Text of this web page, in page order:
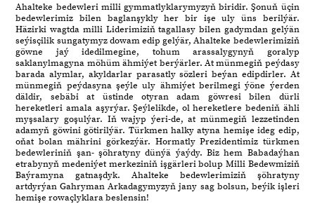
Ahalteke bedewleri milli gymmatlyklarymyzyň biridir. Şonuň üçin
bedewlerimiz bilen baglanşykly her bir işe uly üns berilýär.
Häzirki wagtda milli Liderimiziň tagallasy bilen gadymdan gelýän
seýisçilik sungatymyz dowam edip gelýär, Ahalteke bedewlerimiziň
göwne jaý idedilmegine, tohum arassalygynyň goralyp
saklanylmagyna möhüm ähmiýet berýärler. At münmegiň peýdasy
barada alymlar, akyldarlar parasatly sözleri beýan edipdirler. At
münmegiň peýdasyna şeýle uly ähmiýet berilmegi ýöne ýerden
däldir, sebäbi at üstinde otyran adam göwresi bilen dürli
hereketleri amala aşyrýar. Şeýlelikde, ol hereketlere bedeniň ähli
myşsalary goşulýar. Iň wajyp ýeri-de, at münmegiň lezzetinden
adamyň göwini götirilýär. Türkmen halky atyna hemişe ideg edip,
oňat bolan mährini görkezýär. Hormatly Prezidentimiz türkmen
bedewleriniň şan- şöhratyny dünýä ýaýdy. Biz hem Babadaýhan
etrabynyň medeniýet merkeziniň işgärleri bolup Milli Bedewmiziň
Baýramyna gatnaşdyk. Ahalteke bedewlerimiziň şöhratyny
artdyrýan Gahryman Arkadagymyzyň jany sag bolsun, beýik işleri
hemişe rowaçlyklara beslensin!